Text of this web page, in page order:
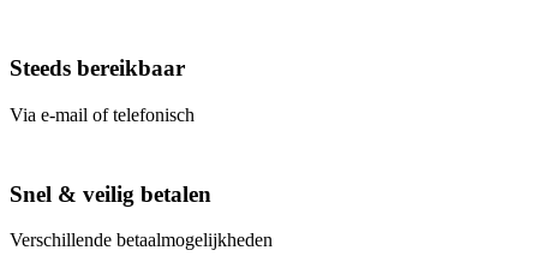
Steeds bereikbaar
Via e-mail of telefonisch
Snel & veilig betalen
Verschillende betaalmogelijkheden